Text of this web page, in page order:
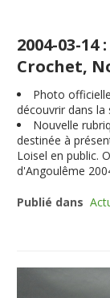
2004-03-
Crochet,
Photo
découvrir dans la
Nouvelle
destinée à
Loisel en public.
d'Angoulême
Publié dans